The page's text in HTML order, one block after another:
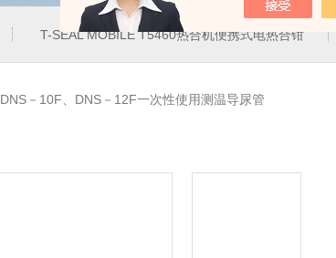
T-SEAL MOBILE T5460热合机便携式电热合钳
DNS－10F、DNS－12F一次性使用测温导尿管